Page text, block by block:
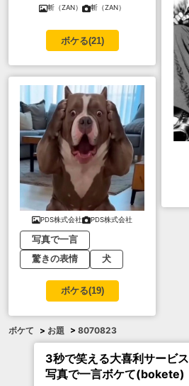
斬（ZAN） 斬（ZAN）
ボケる(21)
PDS株式会社 PDS株式会社
写真で一言
驚きの表情
犬
ボケる(19)
ボケて > お題 > 8070823
3秒で笑える大喜利サービス
写真で一言ボケて(bokete)